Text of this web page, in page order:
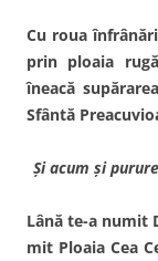
Cu roua
prin ploaia
îneacă
Sfântă
Şi acum şi
Lână te-a numit
mit Ploaia Cea